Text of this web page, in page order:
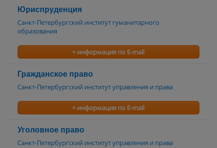
Юриспруденция
Санкт-Петербургский институт гуманитарного
образования
+ информация по E-mail
Гражданское право
Санкт-Петербургский институт управления и права
+ информация по E-mail
Уголовное право
Санкт-Петербургский институт управления и права